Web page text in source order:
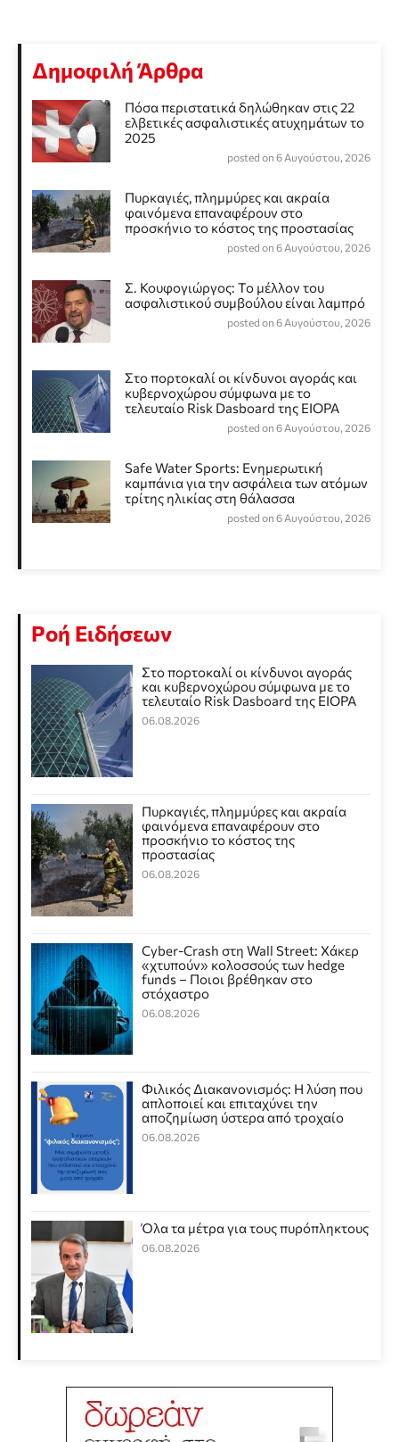
Δημοφιλή Άρθρα
Πόσα περιστατικά δηλώθηκαν στις 22
ελβετικές ασφαλιστικές ατυχημάτων το
2025
posted on 6 Αυγούστου, 2026
Πυρκαγιές, πλημμύρες και ακραία
φαινόμενα επαναφέρουν στο
προσκήνιο το κόστος της προστασίας
posted on 6 Αυγούστου, 2026
Σ. Κουφογιώργος: To μέλλον του
ασφαλιστικού συμβούλου είναι λαμπρό
posted on 6 Αυγούστου, 2026
Στο πορτοκαλί οι κίνδυνοι αγοράς και
κυβερνοχώρου σύμφωνα με το
τελευταίο Risk Dasboard της EIOPA
posted on 6 Αυγούστου, 2026
Safe Water Sports: Eνημερωτική
καμπάνια για την ασφάλεια των ατόμων
τρίτης ηλικίας στη θάλασσα
posted on 6 Αυγούστου, 2026
Ροή Ειδήσεων
Στο πορτοκαλί οι κίνδυνοι αγοράς
και κυβερνοχώρου σύμφωνα με το
τελευταίο Risk Dasboard της EIOPA
06.08.2026
Πυρκαγιές, πλημμύρες και ακραία
φαινόμενα επαναφέρουν στο
προσκήνιο το κόστος της
προστασίας
06.08.2026
Cyber-Crash στη Wall Street: Χάκερ
«χτυπούν» κολοσσούς των hedge
funds – Ποιοι βρέθηκαν στο
στόχαστρο
06.08.2026
Φιλικός Διακανονισμός: Η λύση που
απλοποιεί και επιταχύνει την
αποζημίωση ύστερα από τροχαίο
06.08.2026
Όλα τα μέτρα για τους πυρόπληκτους
06.08.2026